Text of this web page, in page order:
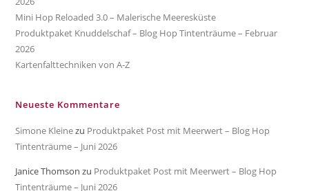
Mini Hop Reloaded 3.0 – Malerische Meeresküste
Produktpaket Knuddelschaf – Blog Hop Tintenträume – Februar
2026
Kartenfalttechniken von A-Z
Neueste Kommentare
Simone Kleinezu Produktpaket Post mit Meerwert – Blog Hop
Tintenträume – Juni 2026
Janice Thomson zu Produktpaket Post mit Meerwert – Blog Hop
Tintenträume – Juni 2026